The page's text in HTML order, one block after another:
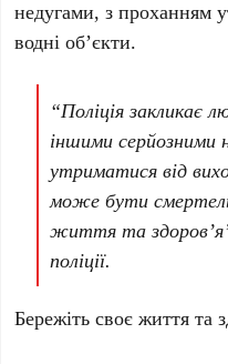
недугами, з проханням
водні об’єкти.
“Поліція закликає
іншими серйозними
утриматися від
може бути
життя та
поліції.
Бережіть своє життя та